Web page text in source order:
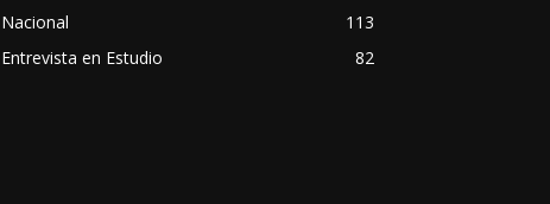
Nacional
113
Entrevista en Estudio
82